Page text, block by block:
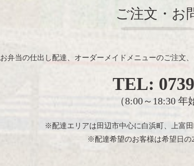
ご注文・お
お弁当の仕出し配達、オーダーメイドメニューのご注文
TEL:
（8:00～18:30 年
※配達エリアは田辺市中心に白浜町、上富
※配達希望のお客様は希望日の